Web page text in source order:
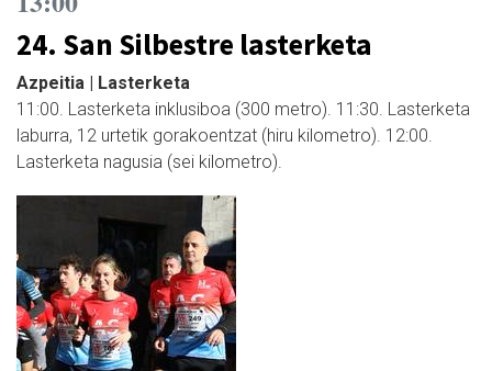
24. San Silbestre lasterketa
Azpeitia | Lasterketa
11:00. Lasterketa inklusiboa (300 metro). 11:30. Lasterketa
laburra, 12 urtetik gorakoentzat (hiru kilometro). 12:00.
Lasterketa nagusia (sei kilometro).